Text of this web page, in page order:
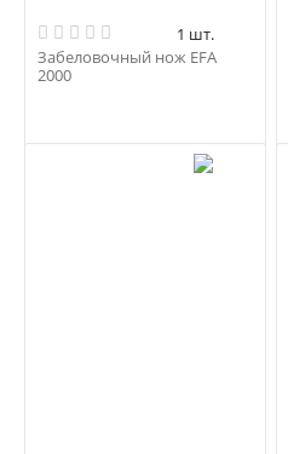
1 шт.
Забеловочный нож EFA
2000